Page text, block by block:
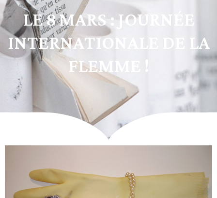
LE 8 MARS : JOURNÉE
INTERNATIONALE DE LA
FLEMME !